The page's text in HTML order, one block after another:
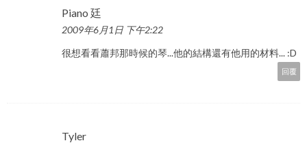
Piano 廷
2009年6月1日 下午2:22
很想看看蕭邦那時候的琴...他的結構還有他用的材料... :D
回覆
Tyler